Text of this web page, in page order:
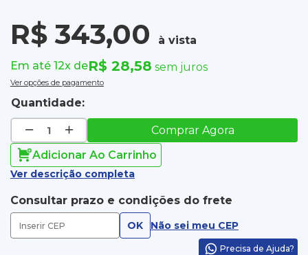
R$ 343,00
à vista
Em até 12x deR$ 28,58 sem juros
Ver opções de pagamento
Quantidade:
Comprar Agora
Adicionar Ao Carrinho
Ver descrição completa
Consultar prazo e condições do frete
OK Não sei meu CEP
Precisa de Ajuda?